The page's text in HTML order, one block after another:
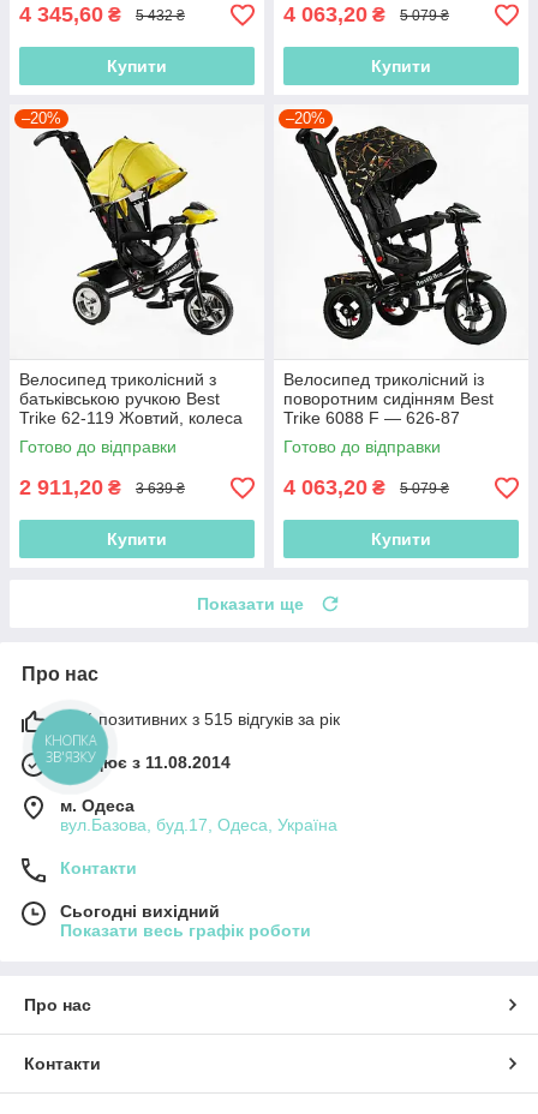
4 345,60 ₴ 5 432 ₴
Купити
4 063,20 ₴ 5 079 ₴
Купити
–20%
Велосипед триколісний з
батьківською ручкою Best
Trike 62-119 Жовтий, колеса
ПЕНА, фара, USB,
Готово до відправки
2 911,20 ₴ 3 639 ₴
Купити
–20%
Велосипед триколісний із
поворотним сидінням Best
Trike 6088 F — 626-87
Чорний, надувні колеса
Готово до відправки
4 063,20 ₴ 5 079 ₴
Купити
Показати ще
Про нас
99% позитивних з 515 відгуків за рік
Працює з 11.08.2014
м. Одеса
вул.Базова, буд.17, Одеса, Україна
Контакти
Сьогодні вихідний
Показати весь графік роботи
Про нас
Контакти
КНОПКА
ЗВ'ЯЗКУ